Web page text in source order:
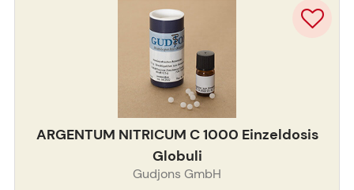
ARGENTUM NITRICUM C 1000 Einzeldosis
Globuli
Gudjons GmbH